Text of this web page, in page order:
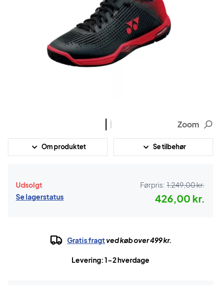
Zoom
Om produktet Se tilbehør
Udsolgt
Se lagerstatus
Førpris: 1.249,00 kr.
426,00 kr.
Gratis fragtved køb over 499 kr.
Levering: 1-2 hverdage